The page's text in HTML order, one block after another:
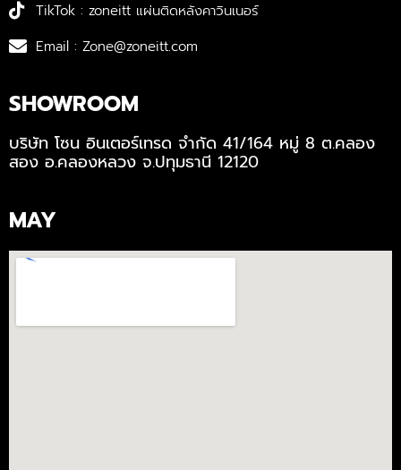
TikTok : zoneitt แผ่นติดหลังคาวินเนอร์
Email : Zone@zoneitt.com
SHOWROOM
บริษัท โซน อินเตอร์เทรด จำกัด 41/164 หมู่ 8 ต.คลอง
สอง อ.คลองหลวง จ.ปทุมธานี 12120
MAY